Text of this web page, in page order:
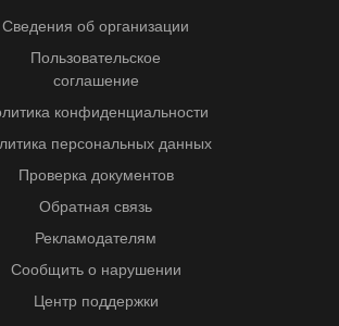
Сведения об организации
Пользовательское
соглашение
конфиденциальности
персональных данных
Проверка документов
Обратная связь
Рекламодателям
Сообщить о нарушении
Центр поддержки